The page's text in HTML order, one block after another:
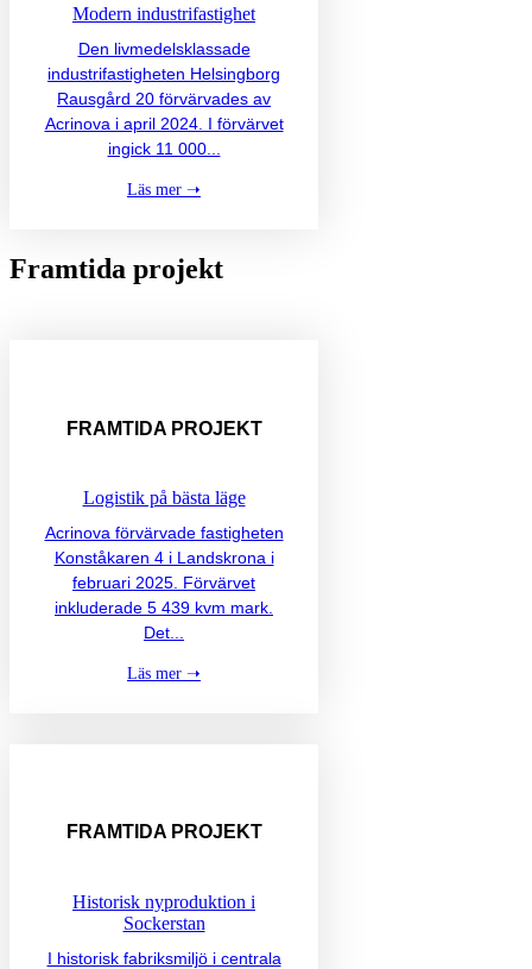
Modern industrifastighet
Den livmedelsklassade
industrifastigheten Helsingborg
Rausgård 20 förvärvades av
Acrinova i april 2024. I förvärvet
ingick 11 000...
Läs mer ➝
Framtida projekt
FRAMTIDA PROJEKT
Logistik på bästa läge
Acrinova förvärvade fastigheten
Konståkaren 4 i Landskrona i
februari 2025. Förvärvet
inkluderade 5 439 kvm mark.
Det...
Läs mer ➝
FRAMTIDA PROJEKT
Historisk nyproduktion i
Sockerstan
I historisk fabriksmiljö i centrala